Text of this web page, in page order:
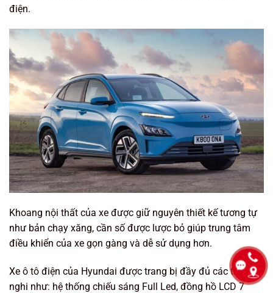
điện.
Khoang nội thất của xe được giữ nguyên thiết kế tương tự
như bản chạy xăng, cần số được lược bỏ giúp trung tâm
điều khiển của xe gọn gàng và dễ sử dụng hơn.
Xe ô tô điện của Hyundai được trang bị đầy đủ các tiện
nghi như: hệ thống chiếu sáng Full Led, đồng hồ LCD 7